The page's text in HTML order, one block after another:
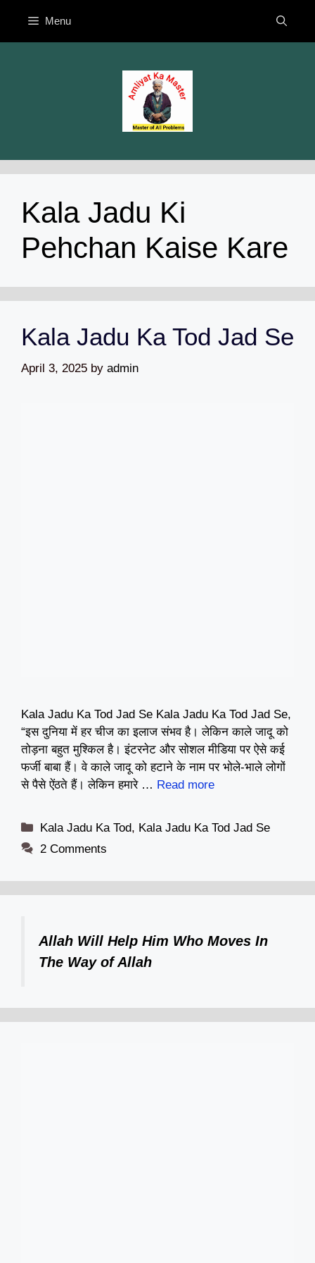
content
Menu
Kala Jadu Ki
Pehchan Kaise Kare
Kala Jadu Ka Tod Jad Se
April 3, 2025 by admin
Kala Jadu Ka Tod Jad Se Kala Jadu Ka Tod Jad Se,
“इस दुनिया में हर चीज का इलाज संभव है। लेकिन काले जादू को
तोड़ना बहुत मुश्किल है। इंटरनेट और सोशल मीडिया पर ऐसे कई
फर्जी बाबा हैं। वे काले जादू को हटाने के नाम पर भोले-भाले लोगों
से पैसे ऐंठते हैं। लेकिन हमारे … Read more
Categories
Kala Jadu Ka Tod, Kala Jadu Ka Tod Jad Se
2 Comments
Allah Will Help Him Who Moves In
The Way of Allah